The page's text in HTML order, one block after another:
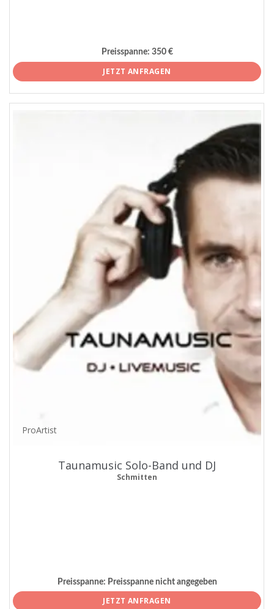
Preisspanne: 350 €
JETZT ANFRAGEN
ProArtist
Taunamusic Solo-Band und DJ
Schmitten
Preisspanne: Preisspanne nicht angegeben
JETZT ANFRAGEN